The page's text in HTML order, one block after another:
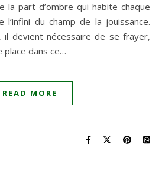
la part d’ombre qui habite chaque
du champ de la jouissance.
il devient nécessaire de se frayer,
place dans ce…
READ MORE